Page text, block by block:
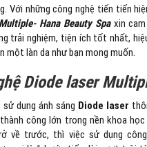
Với những công nghệ tiến tiến
Hana Beauty Spaxin cam
trải nghiệm, tiện ích tốt nhất,
một làn da như bạn mong muốn.
Diode laser
dụng ánh sáng Diode laser
công lớn trong nền khoa
về trước, thì việc sử dụng